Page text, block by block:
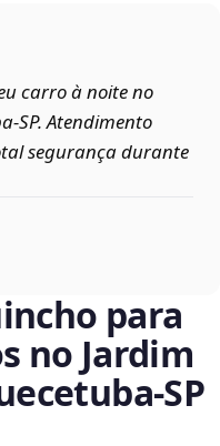
carro à noite no
Atendimento
segurança durante
para
no Jardim